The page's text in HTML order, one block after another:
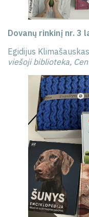
Dovanų rinkinį nr. 3
Egidijus
viešoji biblioteka,